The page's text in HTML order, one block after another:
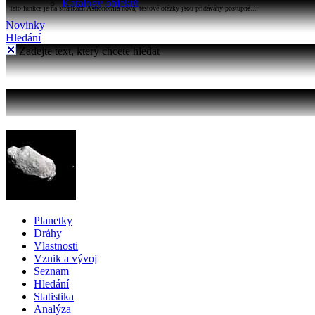
Katalogy objektů
Tato funkce je na stránkách Astronomia nová, testové otázky jsou přidávány postupně...
Novinky
Hledání
Zadejte text, který chcete hledat
Planetky
Dráhy
Vlastnosti
Vznik a vývoj
Seznam
Hledání
Statistika
Analýza